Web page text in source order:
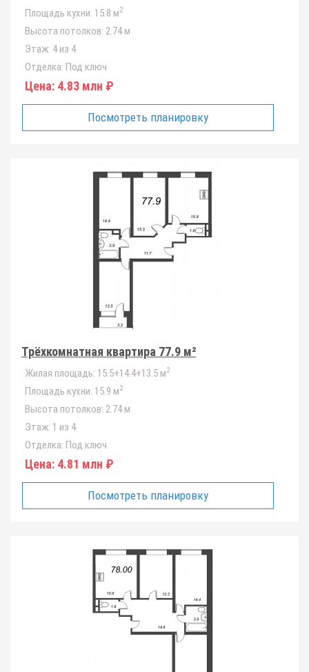
Площадь кухни: 15.8 м2
Высота потолков: 2.74 м
Этаж: 4 из 4
Отделка: Под ключ
Цена: 4.83 млн ₽
Посмотреть планировку
Трёхкомнатная квартира 77.9 м²
Жилая площадь: 15.5+14.4+13.5 м2
Площадь кухни: 15.9 м2
Высота потолков: 2.74 м
Этаж: 1 из 4
Отделка: Под ключ
Цена: 4.81 млн ₽
Посмотреть планировку